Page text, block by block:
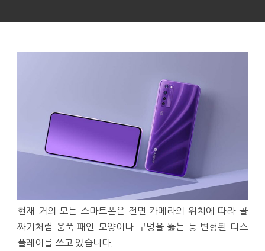
현재 거의 모든 스마트폰은 전면 카메라의 위치에 따라 골
짜기처럼 움푹 패인 모양이나 구멍을 뚫는 등 변형된 디스
플레이를 쓰고 있습니다.